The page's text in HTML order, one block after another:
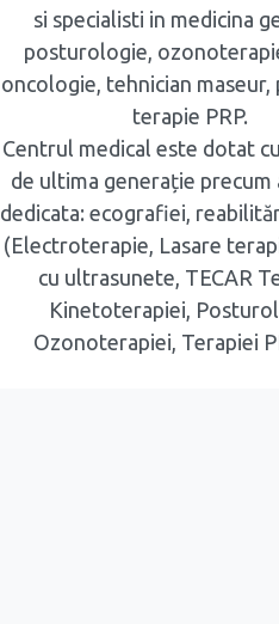
si specialisti in medicina
posturologie,
oncologie, tehnician maseur,
terapie PRP.
Centrul medical este dotat
de ultima generație precum
dedicata: ecografiei,
(Electroterapie, Lasare
cu ultrasunete, TECAR
Kinetoterapiei,
Ozonoterapiei, Terapiei